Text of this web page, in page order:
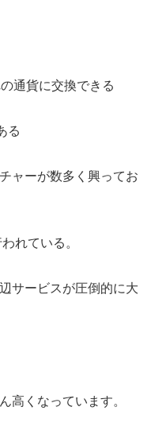
通貨に交換できる
る
ャーが数多く興ってお
れている。
サービスが圧倒的に大
高くなっています。